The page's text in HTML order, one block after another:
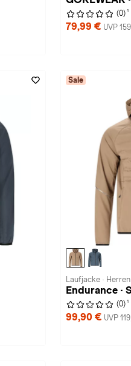
(0) 1
79,99 € UVP
Sale
Laufjacke · Herren
Endurance ·
(0) 1
99,90 € UVP